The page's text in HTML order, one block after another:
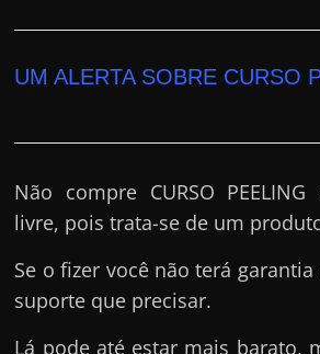
UM ALERTA SOBRE CURSO
Não compre CURSO
livre, pois trata-se de um
Se o fizer você não terá
suporte que precisar.
Lá pode até estar mais barato,